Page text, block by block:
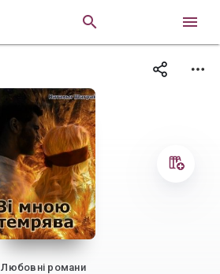
 
Любовні романи